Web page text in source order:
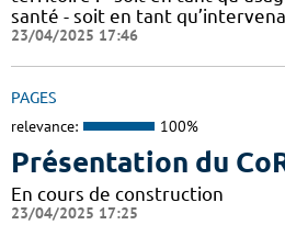
santé - soit en tant
23/04/2025 17:46
PAGES
relevance: 100%
Présentation du
En cours de construction
23/04/2025 17:25